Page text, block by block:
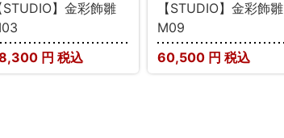
STUDIO】金彩飾雛
円 税込
【STUDIO】金彩飾雛
M09
60,500 円 税込